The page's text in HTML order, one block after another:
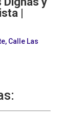
|
Calle Las